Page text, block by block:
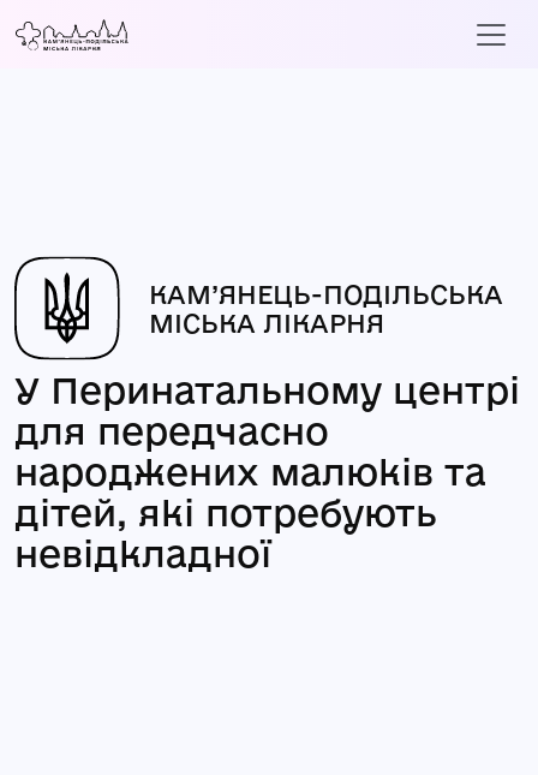
КАМ’ЯНЕЦЬ-ПОДІЛЬСЬКА
МІСЬКА ЛІКАРНЯ
У Перинатальному центрі
для передчасно
народжених малюків та
дітей, які потребують
невідкладної